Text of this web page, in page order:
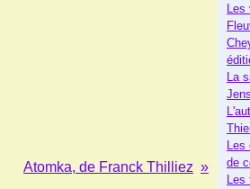
Atomka, de Franck Thilliez
Les
La
Les
de
Les